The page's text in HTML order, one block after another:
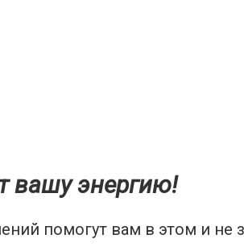
вашу энергию!
помогут вам в этом и не